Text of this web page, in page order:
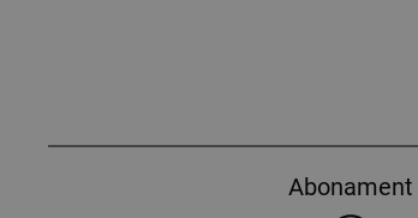
Abonament